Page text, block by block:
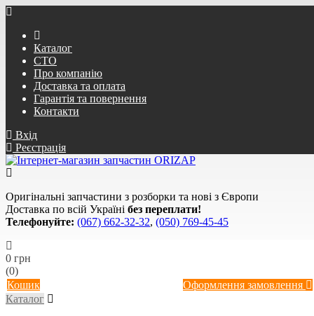
Каталог
СТО
Про компанію
Доставка та оплата
Гарантія та повернення
Контакти
Вхід
Реєстрація
Оригінальні запчастини з розборки та нові з Європи
Доставка по всій Україні без переплати!
Телефонуйте: (067) 662-32-32, (050) 769-45-45
0 грн
(0)
Кошик
Оформлення замовлення
Каталог